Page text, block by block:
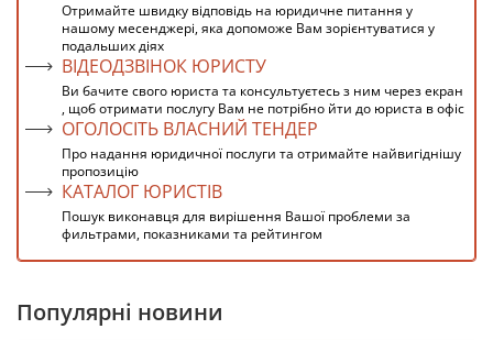
Отримайте швидку відповідь на юридичне питання у
нашому месенджері, яка допоможе Вам зорієнтуватися у
подальших діях
ВІДЕОДЗВІНОК ЮРИСТУ
Ви бачите свого юриста та консультуєтесь з ним через екран
, щоб отримати послугу Вам не потрібно йти до юриста в офіс
ОГОЛОСІТЬ ВЛАСНИЙ ТЕНДЕР
Про надання юридичної послуги та отримайте найвигіднішу
пропозицію
КАТАЛОГ ЮРИСТІВ
Пошук виконавця для вирішення Вашої проблеми за
фильтрами, показниками та рейтингом
Популярні новини